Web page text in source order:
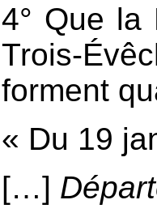
4° Que la
Trois-
forment
« Du 19
[…]